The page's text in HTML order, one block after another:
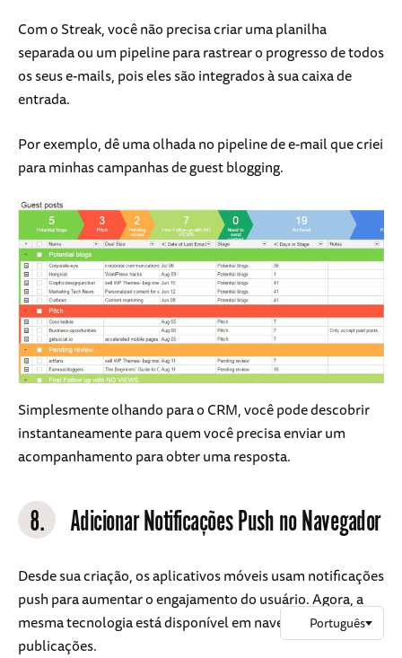
Com o Streak, você não precisa criar uma planilha
separada ou um pipeline para rastrear o progresso de todos
os seus e-mails, pois eles são integrados à sua caixa de
entrada.
Por exemplo, dê uma olhada no pipeline de e-mail que criei
para minhas campanhas de guest blogging.
Simplesmente olhando para o CRM, você pode descobrir
instantaneamente para quem você precisa enviar um
acompanhamento para obter uma resposta.
8. Adicionar Notificações Push no Navegador
Desde sua criação, os aplicativos móveis usam notificações
push para aumentar o engajamento do usuário. Agora, a
mesma tecnologia está disponível em navegadores e
publicações.